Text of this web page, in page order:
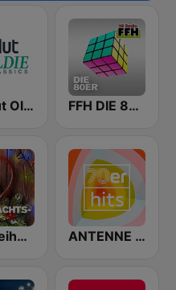
Absolut Oldies Classics FFH DIE 80ER
FFH Weihnachtsradio ANTENNE BAYERN 70er Hits